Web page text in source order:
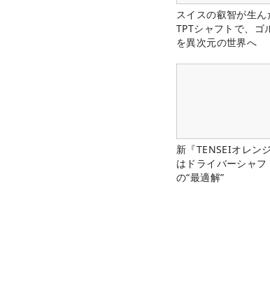
スイスの叡智が生ん
TPTシャフトで、ゴ
を異次元の世界へ
新『TENSEIオレンジ
はドライバーシャフ
の“最適解”